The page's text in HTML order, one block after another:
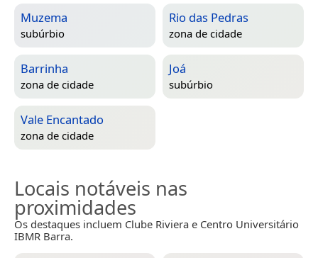
Muzema
subúrbio
Rio das Pedras
zona de cidade
Barrinha
zona de cidade
Joá
subúrbio
Vale Encantado
zona de cidade
Locais notáveis nas
proximidades
Os destaques incluem Clube Riviera e Centro Universitário
IBMR Barra.